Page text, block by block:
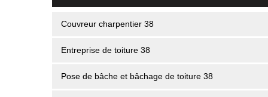
Couvreur charpentier 38
Entreprise de toiture 38
Pose de bâche et bâchage de toiture 38